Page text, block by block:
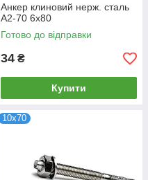
Анкер клиновий нерж. сталь
А2-70 6х80
Готово до відправки
34 ₴
Купити
10х70